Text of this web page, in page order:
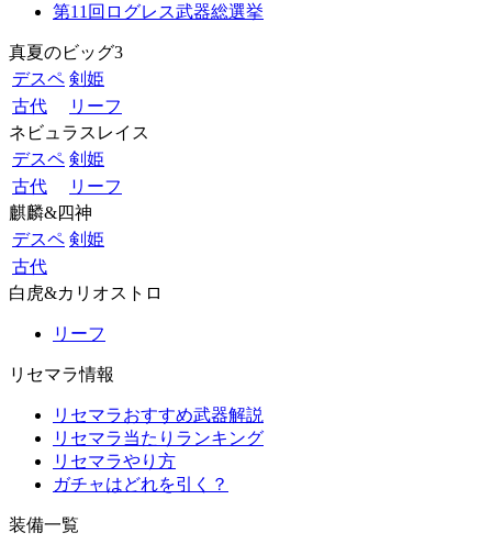
第11回ログレス武器総選挙
真夏のビッグ3
デスペ 剣姫
古代
リーフ
ネビュラスレイス
デスペ 剣姫
古代
リーフ
麒麟&四神
デスペ 剣姫
古代
白虎&カリオストロ
リーフ
リセマラ情報
リセマラおすすめ武器解説
リセマラ当たりランキング
リセマラやり方
ガチャはどれを引く？
装備一覧